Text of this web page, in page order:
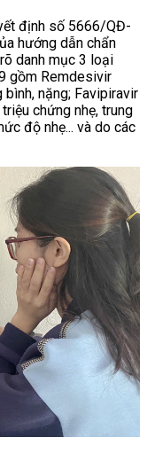
định số 5666/QĐ-
hướng dẫn chẩn
danh mục 3 loại
gồm Remdesivir
bình, nặng; Favipiravir
chứng nhẹ, trung
độ nhẹ... và do các